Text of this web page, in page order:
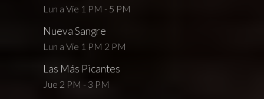
Lun a Vie 1 PM - 5 PM
Nueva Sangre
Lun a Vie 1 PM 2 PM
Las Más Picantes
Jue 2 PM - 3 PM